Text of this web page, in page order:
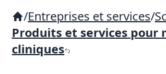
/Entreprises et services/
Produits et services pour
cliniques